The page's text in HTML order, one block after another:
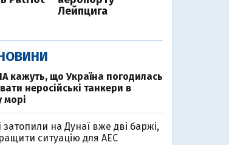
Лейпцига
кажуть, що Україна погодилась
неросійські танкери в
морі
затопили на Дунаї вже дві баржі,
ситуацію для АЕС